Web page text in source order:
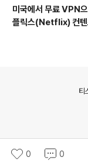
미국에서 무료 VPN
플릭스(Netflix) 컨텐
0 0
티